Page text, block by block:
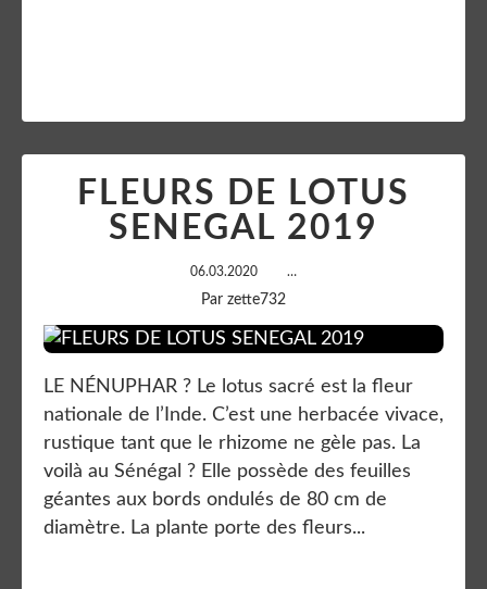
FLEURS DE LOTUS
SENEGAL 2019
06.03.2020 …
Par zette732
LE NÉNUPHAR ? Le lotus sacré est la fleur
nationale de l’Inde. C’est une herbacée vivace,
rustique tant que le rhizome ne gèle pas. La
voilà au Sénégal ? Elle possède des feuilles
géantes aux bords ondulés de 80 cm de
diamètre. La plante porte des fleurs...